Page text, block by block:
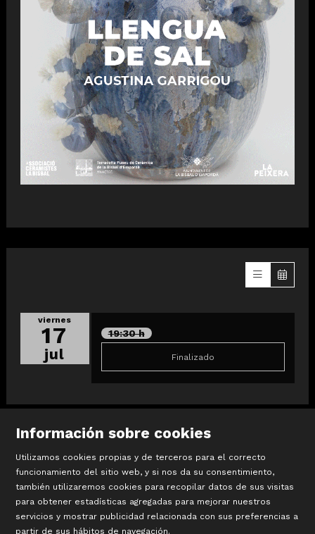
viernes
17
jul
19:30 h
Finalizado
©Terracotta Museu
Sis d’octubre, 99 | La Bisbal d’Empordà
T 972 642 067
Información sobre cookies
Utilizamos cookies propias y de terceros para el correcto
funcionamiento del sitio web, y si nos da su consentimiento,
también utilizaremos cookies para recopilar datos de sus visitas
para obtener estadísticas agregadas para mejorar nuestros
servicios y mostrar publicidad relacionada con sus preferencias a
partir de sus hábitos de navegación.